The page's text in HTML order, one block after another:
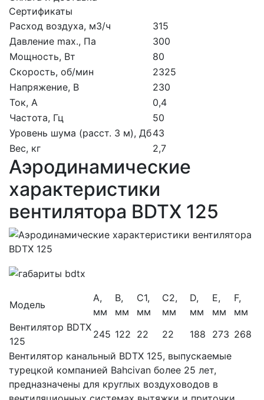
Сертификаты
Расход воздуха, м3/ч
315
Давление max., Па
300
Мощность, Вт
80
Скорость, об/мин
2325
Напряжение, В
230
Ток, А
0,4
Частота, Гц
50
Уровень шума (расст. 3 м), Дб43
Вес, кг
2,7
Аэродинамические
характеристики
вентилятора BDTX 125
Модель
A,
мм
B,
мм
C1,
мм
C2,
мм
D,
мм
E,
мм
F,
мм
Вентилятор BDTX
125
245 122 22 22 188 273 268
Вентилятор канальный BDTX 125, выпускаемые
турецкой компанией Bahcivan более 25 лет,
предназначены для круглых воздуховодов в